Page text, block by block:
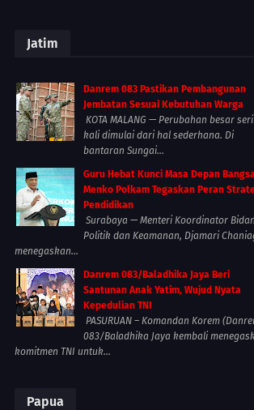
Jatim
Danrem 083 Pastikan Pembangunan
Jembatan Sesuai Kebutuhan Warga
KOTA MALANG — Perubahan besar
kali dimulai dari hal sederhana. Di
bantaran Sungai...
Guru Hebat Kunci Masa Depan
Menko Polkam Tegaskan Peran
Pendidikan
Surabaya — Menteri Koordinator
Politik dan Keamanan, Djamari
menegaskan...
Danrem 083/Baladhika Jaya Beri
Santunan Anak Yatim, Wujud Nyata
Kepedulian TNI
PASURUAN – Komandan Korem
083/Baladhika Jaya kembali
komitmen TNI untuk...
Papua